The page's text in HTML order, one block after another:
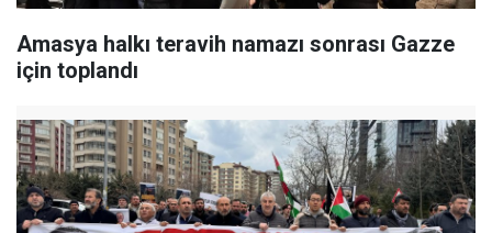
Amasya halkı teravih namazı sonrası Gazze
için toplandı